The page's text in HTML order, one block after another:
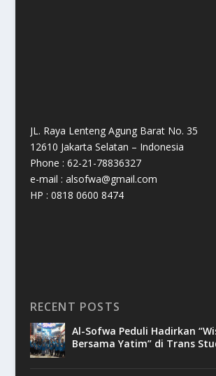
JL. Raya Lenteng Agung Barat No. 35
12610 Jakarta Selatan – Indonesia
Phone : 62-21-78836327
e-mail : alsofwa@gmail.com
HP : 0818 0600 8474
RECENT POSTS
Al-Sofwa Peduli Hadirkan
Bersama Yatim” di Trans